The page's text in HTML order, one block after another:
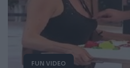
FUN VIDEO